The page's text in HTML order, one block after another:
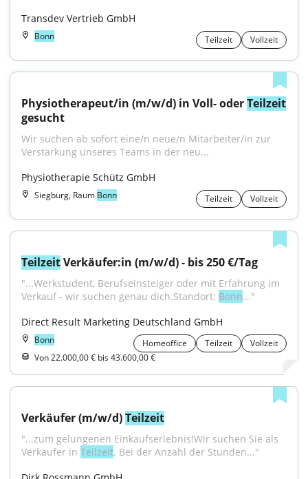
Transdev Vertrieb GmbH
Bonn Teilzeit Vollzeit
Physiotherapeut/in (m/w/d) in Voll- oder Teilzeit
gesucht
Wir suchen ab sofort eine/n neue/n Mitarbeiter/in zur
Verstärkung unseres Teams in der neu...
Physiotherapie Schütz GmbH
Siegburg, Raum Bonn Teilzeit Vollzeit
Teilzeit Verkäufer:in (m/w/d) - bis 250 €/Tag
"...Werkstudent, Berufseinsteiger oder mit Erfahrung im
Verkauf - wir suchen genau dich.Standort: Bonn..."
Direct Result Marketing Deutschland GmbH
Bonn Homeoffice Teilzeit
Vollzeit
Von 22.000,00 € bis 43.600,00 €
Verkäufer (m/w/d) Teilzeit
"...zum gelungenen Einkaufserlebnis!Wir suchen Sie als
Verkäufer in Teilzeit. Bei der Anzahl der Stunden..."